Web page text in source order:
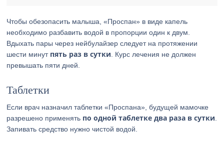
Чтобы обезопасить малыша, «Проспан» в виде капель
необходимо разбавить водой в пропорции один к двум.
Вдыхать пары через нейбулайзер следует на протяжении
шести минут пять раз в сутки . Курс лечения не должен
превышать пяти дней.
Таблетки
Если врач назначил таблетки «Проспана», будущей мамочке
разрешено применять по одной таблетке два раза в сутки
Запивать средство нужно чистой водой.